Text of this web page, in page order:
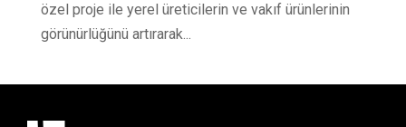
özel proje ile yerel üreticilerin ve vakıf ürünlerinin
görünürlüğünü artırarak...